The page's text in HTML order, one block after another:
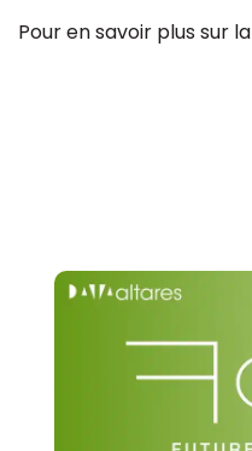
Pour en savoir plus sur la